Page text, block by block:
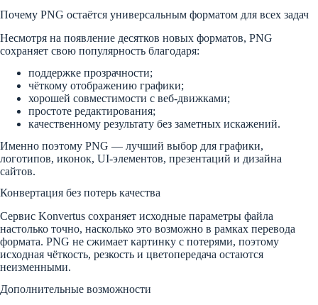
Почему PNG остаётся универсальным форматом для всех задач
Несмотря на появление десятков новых форматов, PNG
сохраняет свою популярность благодаря:
поддержке прозрачности;
чёткому отображению графики;
хорошей совместимости с веб-движками;
простоте редактирования;
качественному результату без заметных искажений.
Именно поэтому PNG — лучший выбор для графики,
логотипов, иконок, UI-элементов, презентаций и дизайна
сайтов.
Конвертация без потерь качества
Сервис Konvertus сохраняет исходные параметры файла
настолько точно, насколько это возможно в рамках перевода
формата. PNG не сжимает картинку с потерями, поэтому
исходная чёткость, резкость и цветопередача остаются
неизменными.
Дополнительные возможности